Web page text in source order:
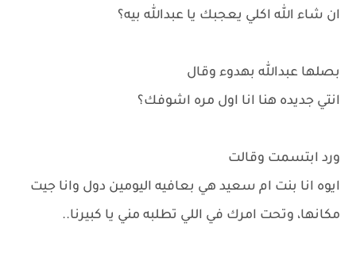
ان شاء الله اكلي يعجبك يا عبدالله بيه؟
بصلها عبدالله بهدوء وقال
انتي جديده هنا انا اول مره اشوفك؟
ورد ابتسمت وقالت
ايوه انا بنت ام سعيد هي بعافيه اليومين دول وانا جيت
مكانها، وتحت امرك في اللي تطلبه مني يا كبيرنا..